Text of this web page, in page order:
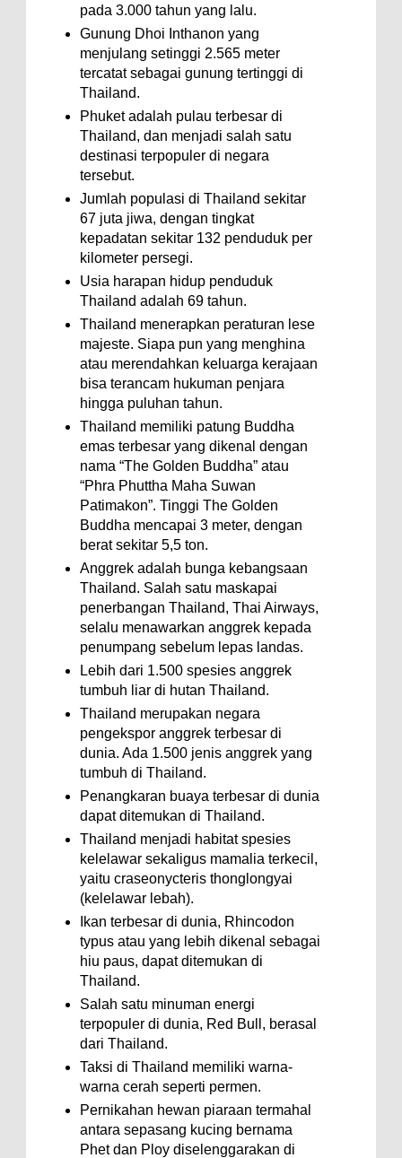
pada 3.000 tahun yang lalu.
Gunung Dhoi Inthanon yang
menjulang setinggi 2.565 meter
tercatat sebagai gunung tertinggi di
Thailand.
Phuket adalah pulau terbesar di
Thailand, dan menjadi salah satu
destinasi terpopuler di negara
tersebut.
Jumlah populasi di Thailand sekitar
67 juta jiwa, dengan tingkat
kepadatan sekitar 132 penduduk per
kilometer persegi.
Usia harapan hidup penduduk
Thailand adalah 69 tahun.
Thailand menerapkan peraturan lese
majeste. Siapa pun yang menghina
atau merendahkan keluarga kerajaan
bisa terancam hukuman penjara
hingga puluhan tahun.
Thailand memiliki patung Buddha
emas terbesar yang dikenal dengan
nama “The Golden Buddha” atau
“Phra Phuttha Maha Suwan
Patimakon”. Tinggi The Golden
Buddha mencapai 3 meter, dengan
berat sekitar 5,5 ton.
Anggrek adalah bunga kebangsaan
Thailand. Salah satu maskapai
penerbangan Thailand, Thai Airways,
selalu menawarkan anggrek kepada
penumpang sebelum lepas landas.
Lebih dari 1.500 spesies anggrek
tumbuh liar di hutan Thailand.
Thailand merupakan negara
pengekspor anggrek terbesar di
dunia. Ada 1.500 jenis anggrek yang
tumbuh di Thailand.
Penangkaran buaya terbesar di dunia
dapat ditemukan di Thailand.
Thailand menjadi habitat spesies
kelelawar sekaligus mamalia terkecil,
yaitu craseonycteris thonglongyai
(kelelawar lebah).
Ikan terbesar di dunia, Rhincodon
typus atau yang lebih dikenal sebagai
hiu paus, dapat ditemukan di
Thailand.
Salah satu minuman energi
terpopuler di dunia, Red Bull, berasal
dari Thailand.
Taksi di Thailand memiliki warna-
warna cerah seperti permen.
Pernikahan hewan piaraan termahal
antara sepasang kucing bernama
Phet dan Ploy diselenggarakan di